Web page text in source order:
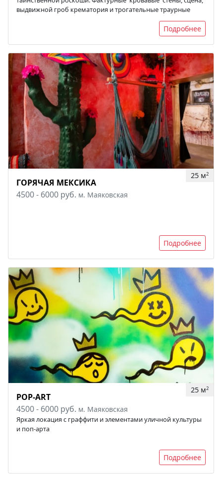
выдвижной гроб крематория и трогательные траурные
Подробнее
25 м2
ГОРЯЧАЯ МЕКСИКА
4500 - 6000 руб. м. Маяковская
Подробнее
25 м2
POP-ART
4500 - 6000 руб. м. Маяковская
Яркая локация с граффити и элементами уличной культуры
и поп-арта
Подробнее